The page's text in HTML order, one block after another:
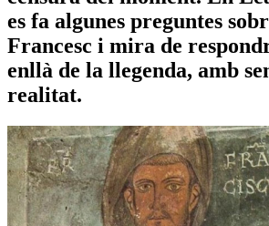
es fa algunes preguntes
Francesc i mira de
enllà de la llegenda, amb
realitat.